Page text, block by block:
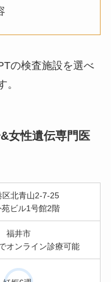
の検査施設を選べ
。
女性遺伝専門医
区北青山2-7-25
苑ビル1号館2階
福井市
オンライン診療可能